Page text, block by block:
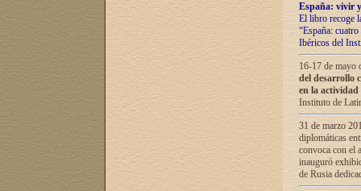
España: vivir
El libro recoge
“España:
Ibéricos del
16-17 de mayo
del desarrollo
en la
Instituto de
31 de marzo
diplomáticas
convoca con el
inauguró
de Rusia